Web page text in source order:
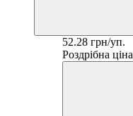
52.28 грн/уп.
Роздрібна ціна